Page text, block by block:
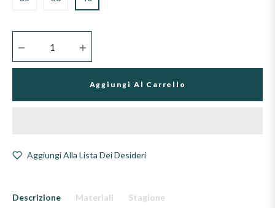
Aggiungi Al Carrello
Aggiungi Alla Lista Dei Desideri
Descrizione Materiali Stagione